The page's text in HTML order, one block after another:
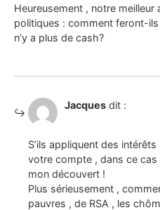
Heureusement , notre meilleur
politiques : comment feront-
n’y a plus de cash?
Jacques dit :
S’ils appliquent des
votre compte , dans ce cas
mon découvert !
Plus sérieusement ,
pauvres , de RSA , les